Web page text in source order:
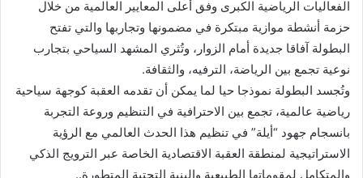
الفعاليات الرياضية ‏الكبرى وفق أعلى المعايير ‏العالمية من خلال
حزمة أنشطة موازية مبتكرة في مضمونها ‏وتجاربها والتي تفتح
البطولة آفاقا جديدة أمام ‏الزوار، وتُثري المشهد السياحي بتجارب
نوعية ‏تجمع بين الرياضة، الترفيه، والثقافة.‏
وتُجسد البطولة نموذجا حيا لما يمكن أن تقدمه العقبة كوجهة سياحية
رياضية عالمية، تجمع بين ‏‏الاحترافية في التنظيم وروعة التجربة
بانسجام جهود “أيلة” في تنظيم هذا الحدث العالمي مع ‏الرؤية
‏الاستراتيجية لمنطقة العقبة الاقتصادية الخاصة عبر الترويج الذكي
والمتكامل لمقوماتها ‏الطبيعية والبنية ‏التحتية المتطورة..‏